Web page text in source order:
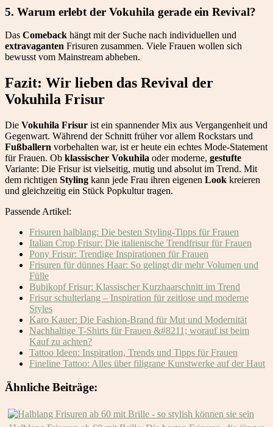
5. Warum erlebt der Vokuhila gerade ein Revival?
Das Comeback hängt mit der Suche nach individuellen und
extravaganten Frisuren zusammen. Viele Frauen wollen sich
bewusst vom Mainstream abheben.
Fazit: Wir lieben das Revival der
Vokuhila Frisur
Die Vokuhila Frisur ist ein spannender Mix aus Vergangenheit und
Gegenwart. Während der Schnitt früher vor allem Rockstars und
Fußballern vorbehalten war, ist er heute ein echtes Mode-Statement
für Frauen. Ob klassischer Vokuhila oder moderne, gestufte
Variante: Die Frisur ist vielseitig, mutig und absolut im Trend. Mit
dem richtigen Styling kann jede Frau ihren eigenen Look kreieren
und gleichzeitig ein Stück Popkultur tragen.
Passende Artikel:
Frisuren halblang: Die besten Styling-Tipps für Frauen
Italian Crop Frisur: Die italienische Trendfrisur für Frauen
Pony Frisur: Trendige Inspirationen für Frauen
Frisuren für dünnes Haar: So gelingt dir mehr Volumen und
Fülle
Bubikopf Frisur: Klassischer Kurzhaarschnitt im Trend
Frisur schulterlang – Inspiration für zeitlose und moderne
Styles
Karo Kauer: Die Fashion-Brand für Mut und Modernität
Nachhaltige T-Shirts für Frauen &#8211; worauf ist beim
Kauf zu achten?
Tattoo Ideen: Inspiration, Trends und Tipps für Frauen
Fineline Tattoo: Alles über filigrane Kunstwerke auf der Haut
Ähnliche Beiträge: